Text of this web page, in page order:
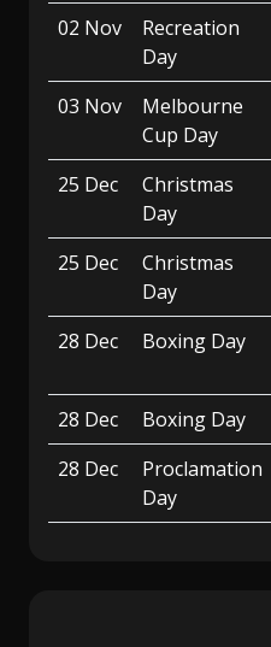
02 Nov
Recreation
Day
03 Nov
Melbourne
Cup Day
25 Dec
Christmas
Day
25 Dec
Christmas
Day
28 Dec Boxing Day
28 Dec
Boxing Day
28 Dec
Proclamation
Day